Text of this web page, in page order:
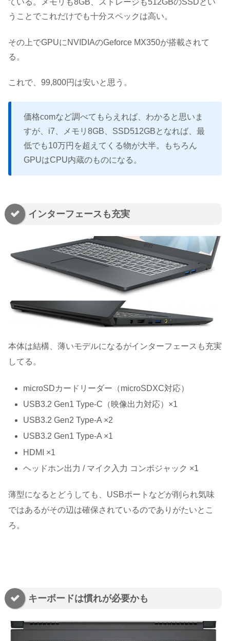
ている。メモリも8GB、ストレージも512GBのSSDとい
うことでこれだけでも十分スペックは高い。
その上でGPUにNVIDIAのGeforce MX350が搭載されて
る。
これで、99,800円は安いと思う。
価格comなど調べてもらえれば、わかると思いま
すが、i7、メモリ8GB、SSD512GBとなれば、最
低でも10万円を超えてくる物が大半。もちろん
GPUはCPU内蔵のものになる。
インターフェースも充実
本体は結構、薄いモデルになるがインターフェースも充実
してる。
microSDカードリーダー（microSDXC対応）
USB3.2 Gen1 Type-C（映像出力対応）×1
USB3.2 Gen2 Type-A ×2
USB3.2 Gen1 Type-A ×1
HDMI ×1
ヘッドホン出力 / マイク入力 コンボジャック ×1
薄型になるとどうしても、USBポートなどが削られ気味
ではあるがその辺は確保されているのでありがたいとこ
ろ。
キーボードは慣れが必要かも